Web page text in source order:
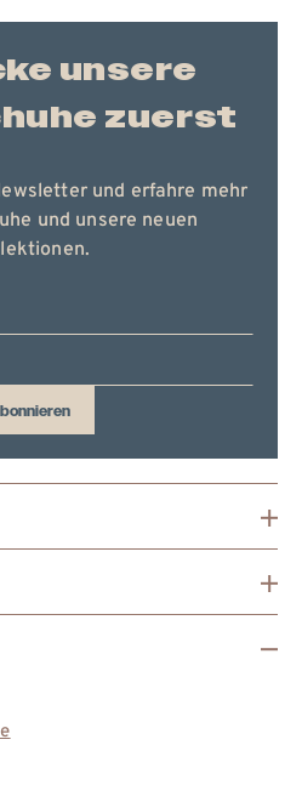
unsere
zuerst
und erfahre mehr
und unsere neuen
hier